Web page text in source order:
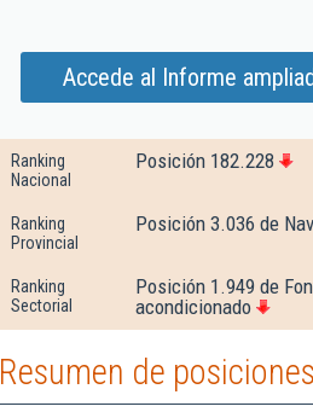
Accede al Informe
Ranking
Nacional
Posición 182.228
Ranking
Provincial
Posición 3.036 de
Ranking
Sectorial
Posición 1.949 de
acondicionado
Resumen de